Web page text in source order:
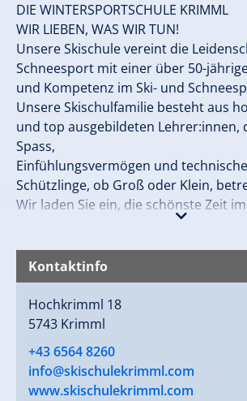
DIE WINTERSPORTSCHULE KRIMML
WIR LIEBEN, WAS WIR TUN!
Unsere Skischule vereint die
Schneesport mit einer über 50-
und Kompetenz im Ski- und
Unsere Skischulfamilie besteht aus
und top ausgebildeten Lehrer:innen,
Spass,
Einfühlungsvermögen und
Schützlinge, ob Groß oder Klein,
Wir laden Sie ein, die schönste Zeit
teilen und unvergessliche Stunden zu
Kontaktinfo
Hochkrimml 18
5743 Krimml
+43 6564 8260
info@skischulekrimml.com
www.skischulekrimml.com